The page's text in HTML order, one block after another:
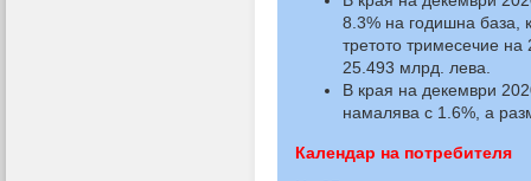
8.3% на годишна база,
третото тримесечие на
25.493 млрд. лева.
В края на декември
намалява с 1.6%, а
Календар на потребителя